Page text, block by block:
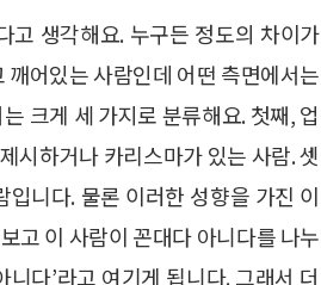
고 생각해요. 누구든 정도의 차이가
어있는 사람인데 어떤 측면에서는
크게 세 가지로 분류해요. 첫째, 업
시하거나 카리스마가 있는 사람. 셋
니다. 물론 이러한 성향을 가진 이
고 이 사람이 꼰대다 아니다를 나누
다’라고 여기게 됩니다. 그래서 더